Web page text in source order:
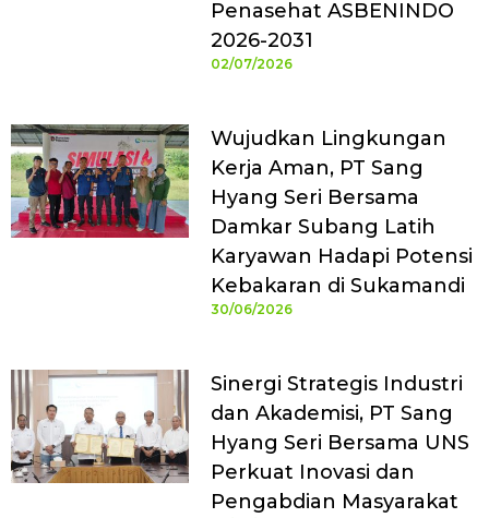
Penasehat ASBENINDO
2026-2031
02/07/2026
Wujudkan Lingkungan
Kerja Aman, PT Sang
Hyang Seri Bersama
Damkar Subang Latih
Karyawan Hadapi Potensi
Kebakaran di Sukamandi
30/06/2026
Sinergi Strategis Industri
dan Akademisi, PT Sang
Hyang Seri Bersama UNS
Perkuat Inovasi dan
Pengabdian Masyarakat